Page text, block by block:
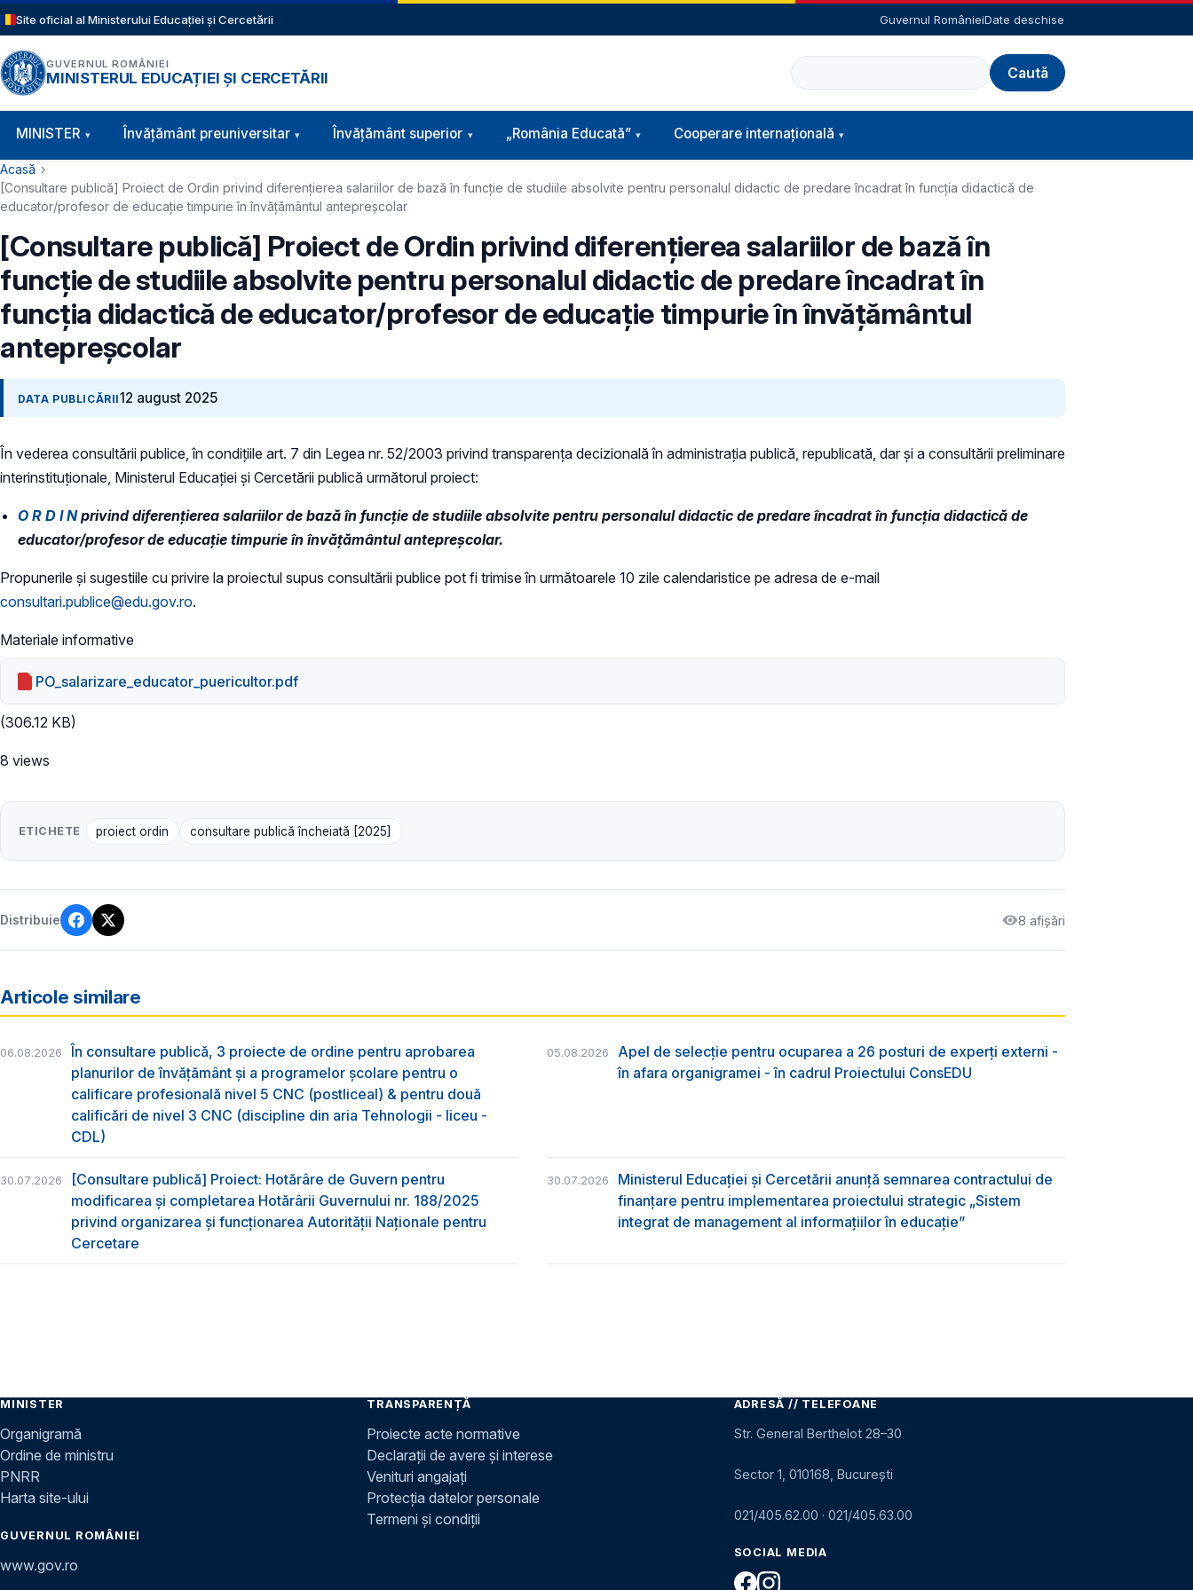
Sari la conținutul principal
Site oficial al Ministerului Educației și Cercetării Guvernul RomânieiDate deschise
GUVERNUL ROMÂNIEI
MINISTERUL EDUCAȚIEI ȘI CERCETĂRII
Caută
Navigație principală
MINISTER Învăţământ preuniversitar Învățământ superior „România Educată” Cooperare internațională
Cale de navigare
Acasă
[Consultare publică] Proiect de Ordin privind diferențierea salariilor de bază în funcţie de studiile absolvite pentru personalul didactic de predare încadrat în funcţia didactică de
educator/profesor de educaţie timpurie în învăţământul antepreşcolar
[Consultare publică] Proiect de Ordin privind diferențierea salariilor de bază în
funcţie de studiile absolvite pentru personalul didactic de predare încadrat în
funcţia didactică de educator/profesor de educaţie timpurie în învăţământul
antepreşcolar
DATA PUBLICĂRII12 august 2025
În vederea consultării publice, în condiţiile art. 7 din Legea nr. 52/2003 privind transparenţa decizională în administraţia publică, republicată, dar și a consultării preliminare
interinstituționale, Ministerul Educaţiei și Cercetării publică următorul proiect:
O R D I Nprivind diferențierea salariilor de bază în funcţie de studiile absolvite pentru personalul didactic de predare încadrat în funcţia didactică de
educator/profesor de educaţie timpurie în învăţământul antepreşcolar.
Propunerile și sugestiile cu privire la proiectul supus consultării publice pot fi trimise în următoarele 10 zile calendaristice pe adresa de e-mail
consultari.publice@edu.gov.ro.
Materiale informative
PO_salarizare_educator_puericultor.pdf
(306.12 KB)
8 views
ETICHETE proiect ordin consultare publică încheiată [2025]
Distribuie 8 afișări
Articole similare
06.08.2026
În consultare publică, 3 proiecte de ordine pentru aprobarea
planurilor de învățământ și a programelor școlare pentru o
calificare profesională nivel 5 CNC (postliceal) & pentru două
calificări de nivel 3 CNC (discipline din aria Tehnologii - liceu -
CDL)
05.08.2026
Apel de selecție pentru ocuparea a 26 posturi de experți externi -
în afara organigramei - în cadrul Proiectului ConsEDU
30.07.2026
[Consultare publică] Proiect: Hotărâre de Guvern pentru
modificarea și completarea Hotărârii Guvernului nr. 188/2025
privind organizarea şi funcţionarea Autorităţii Naţionale pentru
Cercetare
30.07.2026
Ministerul Educației și Cercetării anunță semnarea contractului de
finanțare pentru implementarea proiectului strategic „Sistem
integrat de management al informațiilor în educație”
MINISTER
Organigramă
Ordine de ministru
PNRR
Harta site-ului
GUVERNUL ROMÂNIEI
www.gov.ro
TRANSPARENȚĂ
Proiecte acte normative
Declarații de avere și interese
Venituri angajați
Protecția datelor personale
Termeni și condiții
ADRESĂ // TELEFOANE
Str. General Berthelot 28–30
Sector 1, 010168, București
021/405.62.00 · 021/405.63.00
SOCIAL MEDIA